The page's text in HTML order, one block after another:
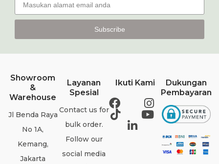
Subscribe
Showroom
&
Warehouse
Jl Benda Raya
No 1A,
Kemang,
Jakarta
Layanan
Spesial
Contact us for
bulk order.
Follow our
social media
Ikuti Kami
Dukungan
Pembayaran